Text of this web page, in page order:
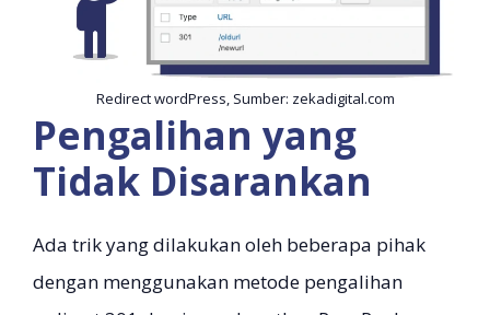
Redirect wordPress, Sumber: zekadigital.com
Pengalihan yang
Tidak Disarankan
Ada trik yang dilakukan oleh beberapa pihak
dengan menggunakan metode pengalihan